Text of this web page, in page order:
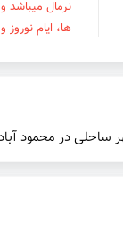
نرمال
ها، ایام
ساحلی در محمود